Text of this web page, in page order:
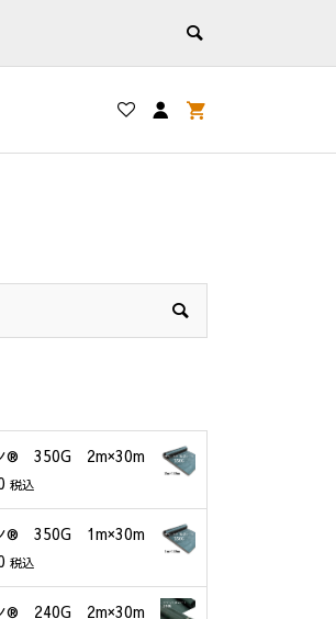
® 350G 2m×30m
税込
® 350G 1m×30m
税込
® 240G 2m×30m